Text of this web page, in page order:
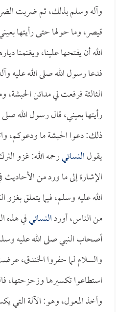
وآله وسلم بذلك، ثم ضربت
قيصر، وما حولها حتى رأيتها
الله أن يفتحها علينا، ويغنمنا
فدعا رسول الله صلى الله عليه
الثالثة فرفعت لي مدائن
رأيتها بعيني، قال رسول الله
ذلك: دعوا الحبشة ما ودعوكم،
يقولالنسائيرحمه الله: غزو
الإشارة إلى ما ورد من
الله عليه وسلم، فيما يتعلق
من الناس، أوردالنسائيفي هذه
أصحاب النبي صلى الله عليه
والسلام لما حفروا الخندق،
استطاعوا تكسيرها وزحزحتها،
وأخذ المعول، وهو: الآلة التي